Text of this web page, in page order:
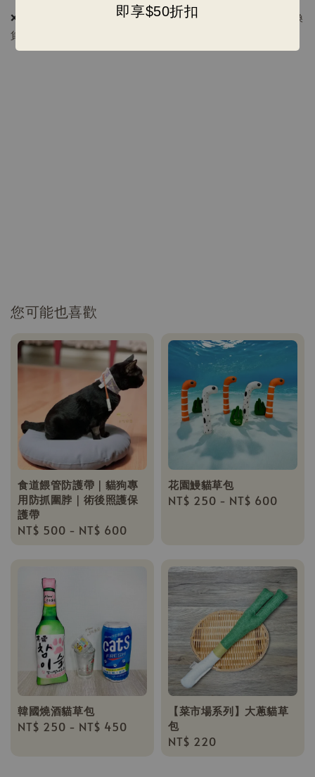
即享$50折扣
❌
接觸性用品，因衛生考量不適用消保法7日鑑賞期，不提供退換
貨
您可能也喜歡
食道餵管防護帶｜貓狗專
用防抓圍脖｜術後照護保
護帶
Regular
NT$ 500 - NT$ 600
花園鰻貓草包
Regular
NT$ 250 - NT$ 600
韓國燒酒貓草包
Regular
NT$ 250 - NT$ 450
【菜市場系列】大蔥貓草
包
Regular
NT$ 220